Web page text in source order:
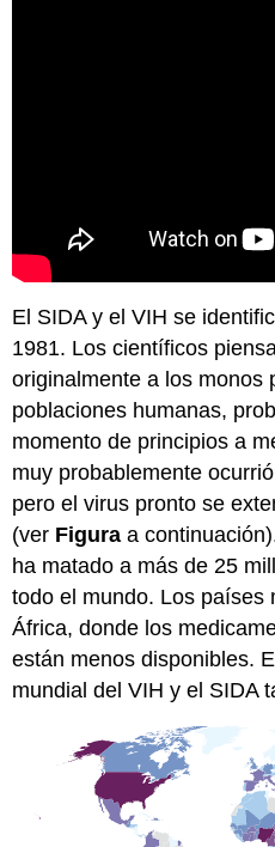
El SIDA y el VIH se
1981. Los científicos
originalmente a los monos
poblaciones humanas,
momento de principios a
muy probablemente
pero el virus pronto se
(ver Figura a
ha matado a más de 25
todo el mundo. Los países
África, donde los
están menos disponibles.
mundial del VIH y el SIDA